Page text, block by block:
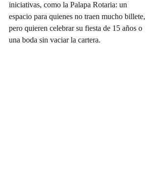
iniciativas, como la Palapa Rotaria: un
espacio para quienes no traen mucho billete,
pero quieren celebrar su fiesta de 15 años o
una boda sin vaciar la cartera.